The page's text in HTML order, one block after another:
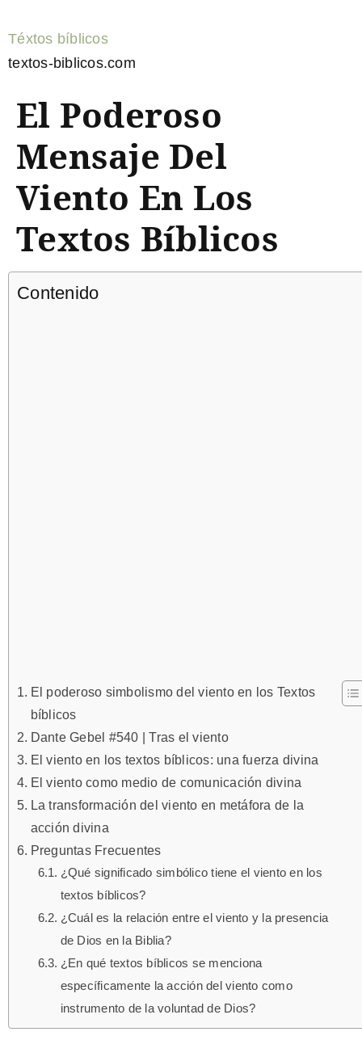
Téxtos bíblicos
textos-biblicos.com
El Poderoso
Mensaje Del
Viento En Los
Textos Bíblicos
Contenido
El poderoso simbolismo del viento en los Textos
bíblicos
Dante Gebel #540 | Tras el viento
El viento en los textos bíblicos: una fuerza divina
El viento como medio de comunicación divina
La transformación del viento en metáfora de la
acción divina
Preguntas Frecuentes
¿Qué significado simbólico tiene el viento en los
textos bíblicos?
¿Cuál es la relación entre el viento y la presencia
de Dios en la Biblia?
¿En qué textos bíblicos se menciona
específicamente la acción del viento como
instrumento de la voluntad de Dios?